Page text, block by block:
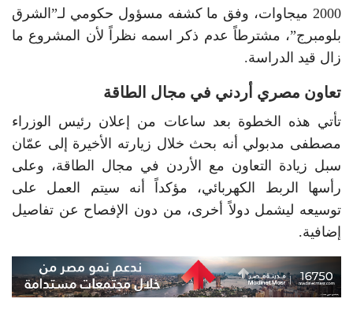
2000 ميجاوات، وفق ما كشفه مسؤول حكومي لـ”الشرق
بلومبرج”، مشترطاً عدم ذكر اسمه نظراً لأن المشروع ما
زال قيد الدراسة.
تعاون مصري أردني في مجال الطاقة
تأتي هذه الخطوة بعد ساعات من إعلان رئيس الوزراء
مصطفى مدبولي أنه بحث خلال زيارته الأخيرة إلى عمّان
سبل زيادة التعاون مع الأردن في مجال الطاقة، وعلى
رأسها الربط الكهربائي، مؤكداً أنه سيتم العمل على
توسيعه ليشمل دولاً أخرى، من دون الإفصاح عن تفاصيل
إضافية.